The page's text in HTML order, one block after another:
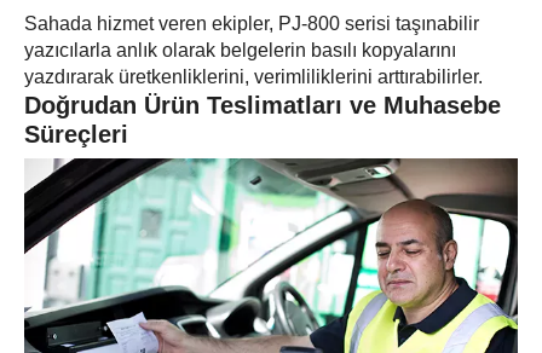
Sahada hizmet veren ekipler, PJ-800 serisi taşınabilir
yazıcılarla anlık olarak belgelerin basılı kopyalarını
yazdırarak üretkenliklerini, verimliliklerini arttırabilirler.
Doğrudan Ürün Teslimatları ve Muhasebe
Süreçleri